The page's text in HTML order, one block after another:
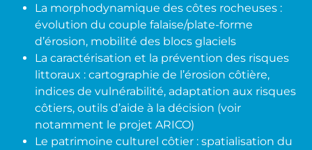
La morphodynamique des côtes rocheuses :
évolution du couple falaise/plate-forme
d’érosion, mobilité des blocs glaciels
La caractérisation et la prévention des risques
littoraux : cartographie de l’érosion côtière,
indices de vulnérabilité, adaptation aux risques
côtiers, outils d’aide à la décision (voir
notamment le projet ARICO)
Le patrimoine culturel côtier : spatialisation du